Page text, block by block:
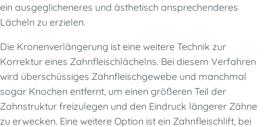
ein ausgeglicheneres und ästhetisch ansprechenderes
Lächeln zu erzielen.
Die Kronenverlängerung ist eine weitere Technik zur
Korrektur eines Zahnfleischlächelns. Bei diesem Verfahren
wird überschüssiges Zahnfleischgewebe und manchmal
sogar Knochen entfernt, um einen größeren Teil der
Zahnstruktur freizulegen und den Eindruck längerer Zähne
zu erwecken. Eine weitere Option ist ein Zahnfleischlift, bei